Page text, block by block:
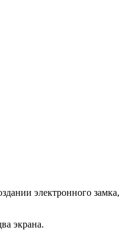
электронного замка,
экрана.